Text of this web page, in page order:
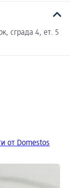
сграда 4, ет. 5
от Domestos